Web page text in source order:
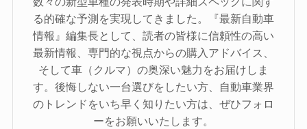
る的確な予測を実現してきました。『最新自動車
情報』編集長として、読者の皆様に信頼性の高い
最新情報、専門的な視点からの購入アドバイス、
そして車（クルマ）の奥深い魅力をお届けしま
す。後悔しない一台選びをしたい方、自動車業界
のトレンドをいち早く知りたい方は、ぜひフォロ
ーをお願いいたします。